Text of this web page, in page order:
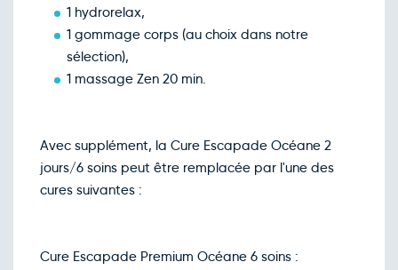
1 hydrorelax,
1 gommage corps (au choix dans notre
sélection),
1 massage Zen 20 min.
Avec supplément, la Cure Escapade Océane 2
jours/6 soins peut être remplacée par l'une des
cures suivantes :
Cure Escapade Premium Océane 6 soins :